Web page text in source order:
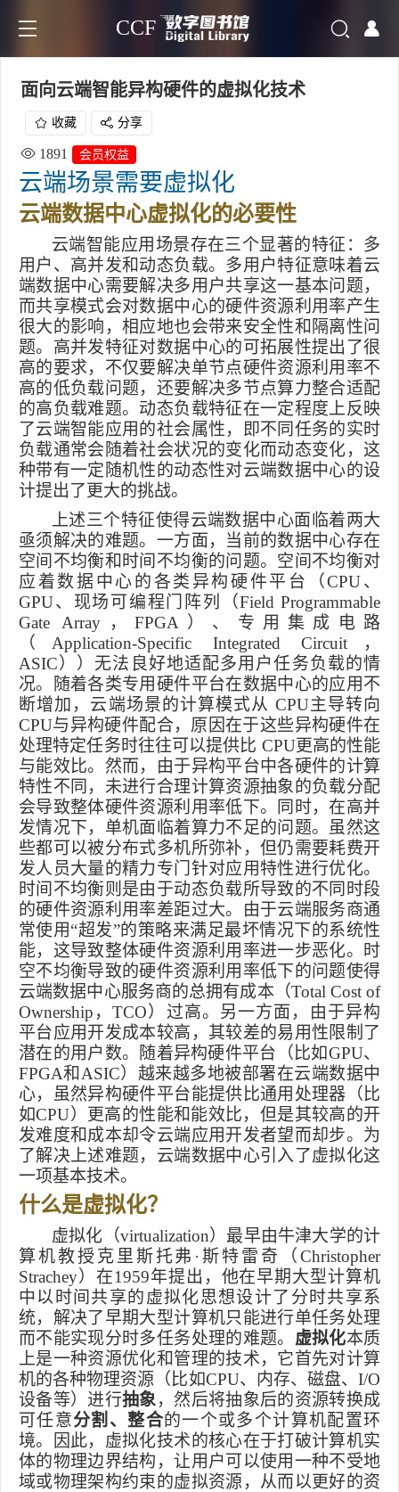
CCF
面向云端智能异构硬件的虚拟化技术
收藏 分享
1891 会员权益
云端场景需要虚拟化
云端数据中心虚拟化的必要性
云端智能应用场景存在三个显著的特征：多
用户、高并发和动态负载。多用户特征意味着云
端数据中心需要解决多用户共享这一基本问题，
而共享模式会对数据中心的硬件资源利用率产生
很大的影响，相应地也会带来安全性和隔离性问
题。高并发特征对数据中心的可拓展性提出了很
高的要求，不仅要解决单节点硬件资源利用率不
高的低负载问题，还要解决多节点算力整合适配
的高负载难题。动态负载特征在一定程度上反映
了云端智能应用的社会属性，即不同任务的实时
负载通常会随着社会状况的变化而动态变化，这
种带有一定随机性的动态性对云端数据中心的设
计提出了更大的挑战。
上述三个特征使得云端数据中心面临着两大
亟须解决的难题。一方面，当前的数据中心存在
空间不均衡和时间不均衡的问题。空间不均衡对
应着数据中心的各类异构硬件平台（CPU、
GPU、现场可编程门阵列（Field Programmable
Gate Array ， FPGA ）、专用集成电路
（ Application-Specific Integrated Circuit，
ASIC））无法良好地适配多用户任务负载的情
况。随着各类专用硬件平台在数据中心的应用不
断增加，云端场景的计算模式从 CPU主导转向
CPU与异构硬件配合，原因在于这些异构硬件在
处理特定任务时往往可以提供比 CPU更高的性能
与能效比。然而，
由于异构平台中各硬件的计算
特性不同，未进行合理计算资源抽象的负载分配
会导致整体硬件资源利用率低下。同时，在高并
发情况下，单机面临着算力不足的问题。虽然这
些都可以被分布式多机所弥补，但仍需要耗费开
发人员大量的精力专门针对应用特性进行优化。
时间不均衡则是由于动态负载所导致的不同时段
的硬件资源利用率差距过大。由于云端服务商通
常使用“超发”的策略来满足最坏情况下的系统性
能，这导致整体硬件资源利用率进一步恶化。时
空不均衡导致的硬件资源利用率低下的问题使得
云端数据中心服务商的总拥有成本（Total Cost of
Ownership ，TCO）过高。另一方面，由于异构
平台应用开发成本较高，其较差的易用性限制了
潜在的用户数。随着异构硬件平台（比如GPU、
FPGA和 ASIC）越来越多地被部署在云端数据中
心，虽然异构硬件平台能提供比通用处理器（比
如CPU）更高的性能和能效比，但是其较高的开
发难度和成本却令云端应用开发者望而却步。为
了解决上述难题，云端数据中心引入了虚拟化这
一项基本技术。
什么是虚拟化？
虚拟化（virtualization） 最早由牛津大学的计
算机教授克里斯托弗 ·斯特雷奇（Christopher
Strachey）在1959年提出，他在早期大型计算机
中以时间共享的虚拟化思想设计了分时共享系
统，解决了早期大型计算机只能进行单任务处理
而不能实现分时多任务处理的难题。 虚拟化本质
上是一种资源优化和管理的技术，它首先对计算
机的各种物理资源（比如CPU、内存、磁盘、I/O
设备等）进行抽象，然后将抽象后的资源转换成
可任意分割、整合的一个或多个计算机配置环
境。因此，虚拟化技术的核心在于打破计算机实
体的物理边界结构，让用户可以使用一种不受地
域或物理架构约束的虚拟资源，从而以更好的资